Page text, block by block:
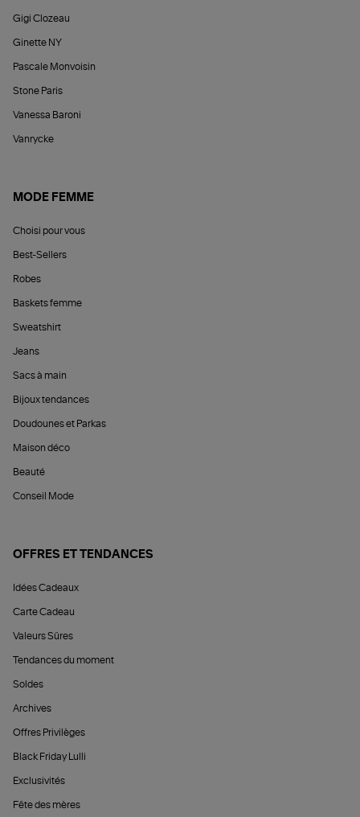
Gigi Clozeau
Ginette NY
Pascale Monvoisin
Stone Paris
Vanessa Baroni
Vanrycke
MODE FEMME
Choisi pour vous
Best-Sellers
Robes
Baskets femme
Sweatshirt
Jeans
Sacs à main
Bijoux tendances
Doudounes et Parkas
Maison déco
Beauté
Conseil Mode
OFFRES ET TENDANCES
Idées Cadeaux
Carte Cadeau
Valeurs Sûres
Tendances du moment
Soldes
Archives
Offres Privilèges
Black Friday Lulli
Exclusivités
Fête des mères